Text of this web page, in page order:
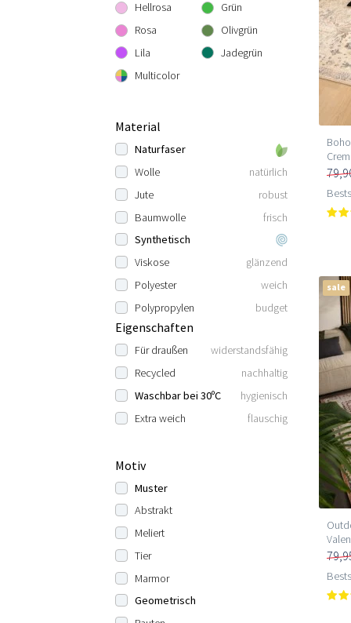
Hellrosa
Rosa
Lila
Multicolor
Grün
Olivgrün
Jadegrün
Material
Naturfaser
Wolle
natürlich
Jute
robust
Baumwolle
frisch
Synthetisch
Viskose
glänzend
Polyester
weich
Polypropylen
budget
Eigenschaften
Für draußen
widerstandsfähig
Recycled
nachhaltig
Waschbar bei 30ºC
hygienisch
Extra weich
flauschig
Motiv
Muster
Abstrakt
Meliert
Tier
Marmor
Geometrisch
sale